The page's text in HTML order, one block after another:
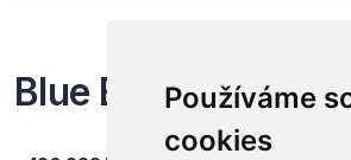
Používáme
cookies
Blue Events